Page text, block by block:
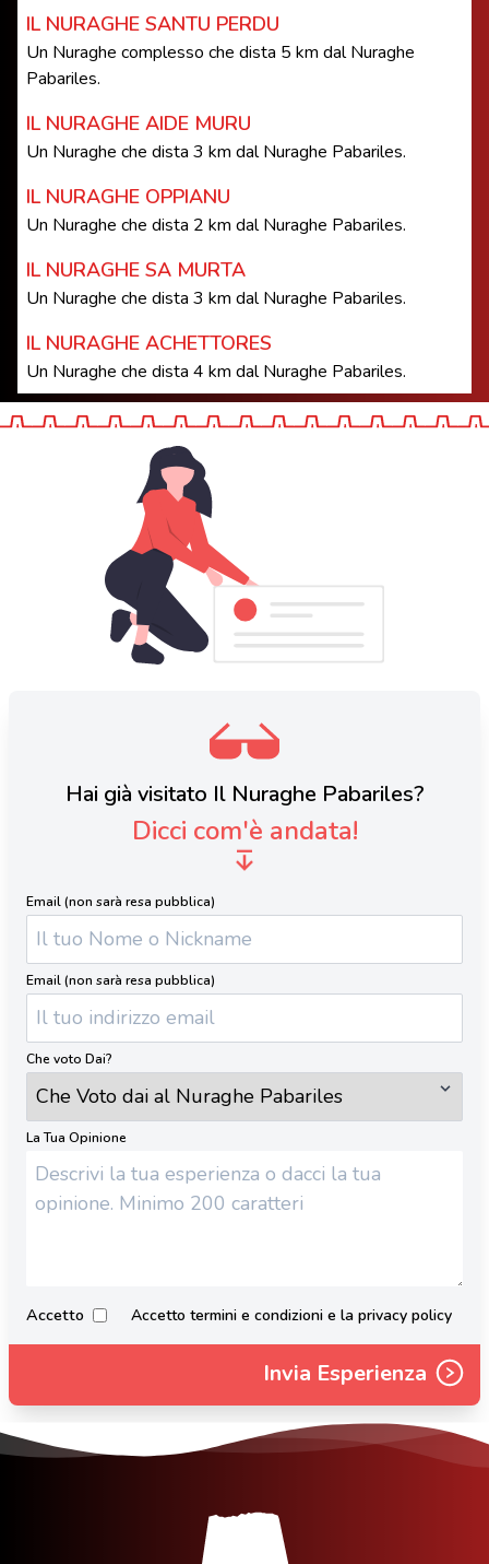
IL NURAGHE SANTU PERDU
Un Nuraghe complesso che dista 5 km dal Nuraghe
Pabariles.
IL NURAGHE AIDE MURU
Un Nuraghe che dista 3 km dal Nuraghe Pabariles.
IL NURAGHE OPPIANU
Un Nuraghe che dista 2 km dal Nuraghe Pabariles.
IL NURAGHE SA MURTA
Un Nuraghe che dista 3 km dal Nuraghe Pabariles.
IL NURAGHE ACHETTORES
Un Nuraghe che dista 4 km dal Nuraghe Pabariles.
Hai già visitato Il Nuraghe Pabariles?
Dicci com'è andata!
Email (non sarà resa pubblica)
Email (non sarà resa pubblica)
Che voto Dai?
La Tua Opinione
Accetto Accetto termini e condizioni e la privacy policy
Invia Esperienza